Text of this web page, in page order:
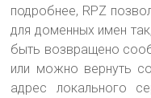
подробнее, RPZ
для доменных имен
быть возвращено
или можно вернуть
адрес локального